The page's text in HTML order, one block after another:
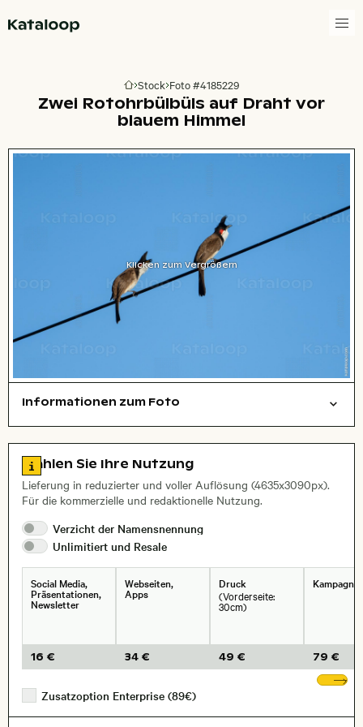
Zur Homepage
Stock Foto #4185229
Zwei Rotohrbülbüls auf Draht vor
blauem Himmel
Klicken zum Vergrößern
Informationen zum Foto
, Objektiv
Zu den Lizenzinformationen springen
Wählen Sie Ihre Nutzung
Lieferung in reduzierter und voller Auflösung (4635x3090px).
Für die kommerzielle und redaktionelle Nutzung.
Verzicht der Namensnennung
Unlimitiert und Resale
Social Media,
Präsentationen,
Newsletter
16 €
Webseiten,
Apps
34 €
Druck
(Vorderseite:
30cm)
49 € 79 €
Zusatzoption Enterprise (89€)